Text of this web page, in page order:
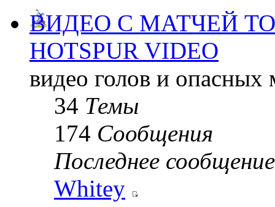
ВИДЕО С МАТЧЕЙ
HOTSPUR VIDEO
видео голов и
34 Темы
174 Сообщения
Последнее сообщение
Whitey